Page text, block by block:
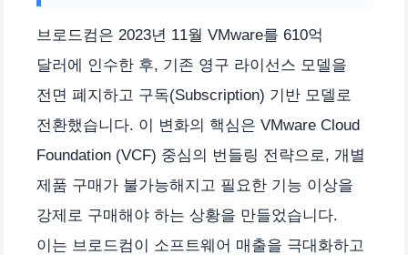
브로드컴은 2023년 11월 VMware를 610억
달러에 인수한 후, 기존 영구 라이선스 모델을
전면 폐지하고 구독(Subscription) 기반 모델로
전환했습니다. 이 변화의 핵심은 VMware Cloud
Foundation (VCF) 중심의 번들링 전략으로, 개별
제품 구매가 불가능해지고 필요한 기능 이상을
강제로 구매해야 하는 상황을 만들었습니다.
이는 브로드컴이 소프트웨어 매출을 극대화하고